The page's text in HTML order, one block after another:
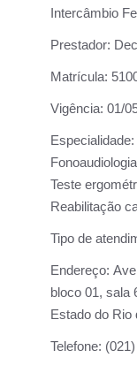
Intercâmbio
Prestador:
Matrícula:
Vigência: 01/
Especialidade:
Teste
Reabilitação
Tipo de
Endereço:
bloco 01, sala
Estado do Rio
Telefone: